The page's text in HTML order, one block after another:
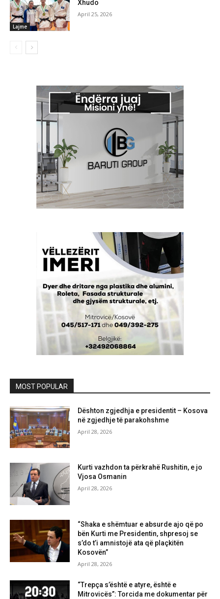
Lajme
Xhudo
April 25, 2026
MOST POPULAR
Dështon zgjedhja e presidentit – Kosova
në zgjedhje të parakohshme
April 28, 2026
Kurti vazhdon ta përkrahë Rushitin, e jo
Vjosa Osmanin
April 28, 2026
“Shaka e shëmtuar e absurde ajo që po
bën Kurti me Presidentin, shpresoj se
s’do t’i amnistojë ata që plaçkitën
Kosovën”
April 28, 2026
“Trepça s’është e atyre, është e
Mitrovicës”: Torcida me dokumentar për